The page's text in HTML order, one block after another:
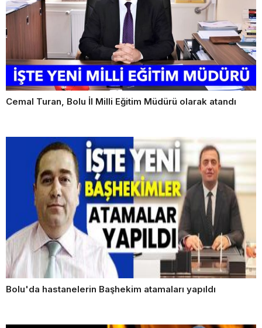
Cemal Turan, Bolu İl Milli Eğitim Müdürü olarak atandı
Bolu'da hastanelerin Başhekim atamaları yapıldı